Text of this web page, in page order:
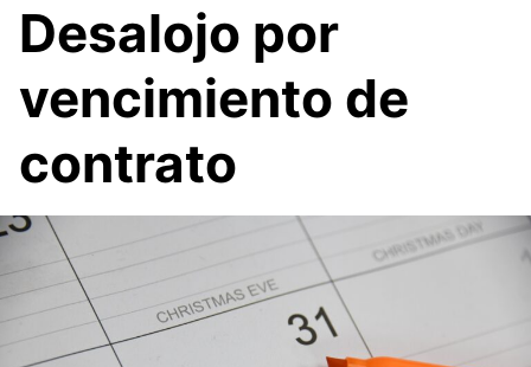
Desalojo por
vencimiento de
contrato